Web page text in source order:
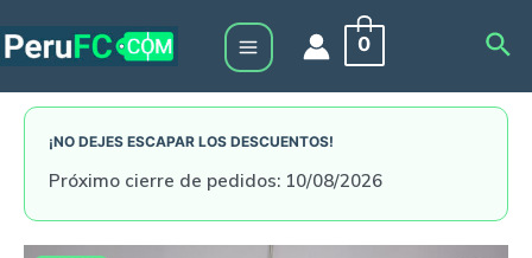
to
Main
Menu
0
¡NO DEJES ESCAPAR LOS DESCUENTOS!
Próximo cierre de pedidos: 10/08/2026